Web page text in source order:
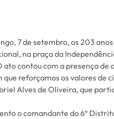
7 de setembro, os 203
na praça da
ato contou com a presença
que reforçamos os valores de
Alves de Oliveira, que
o comandante do 6º